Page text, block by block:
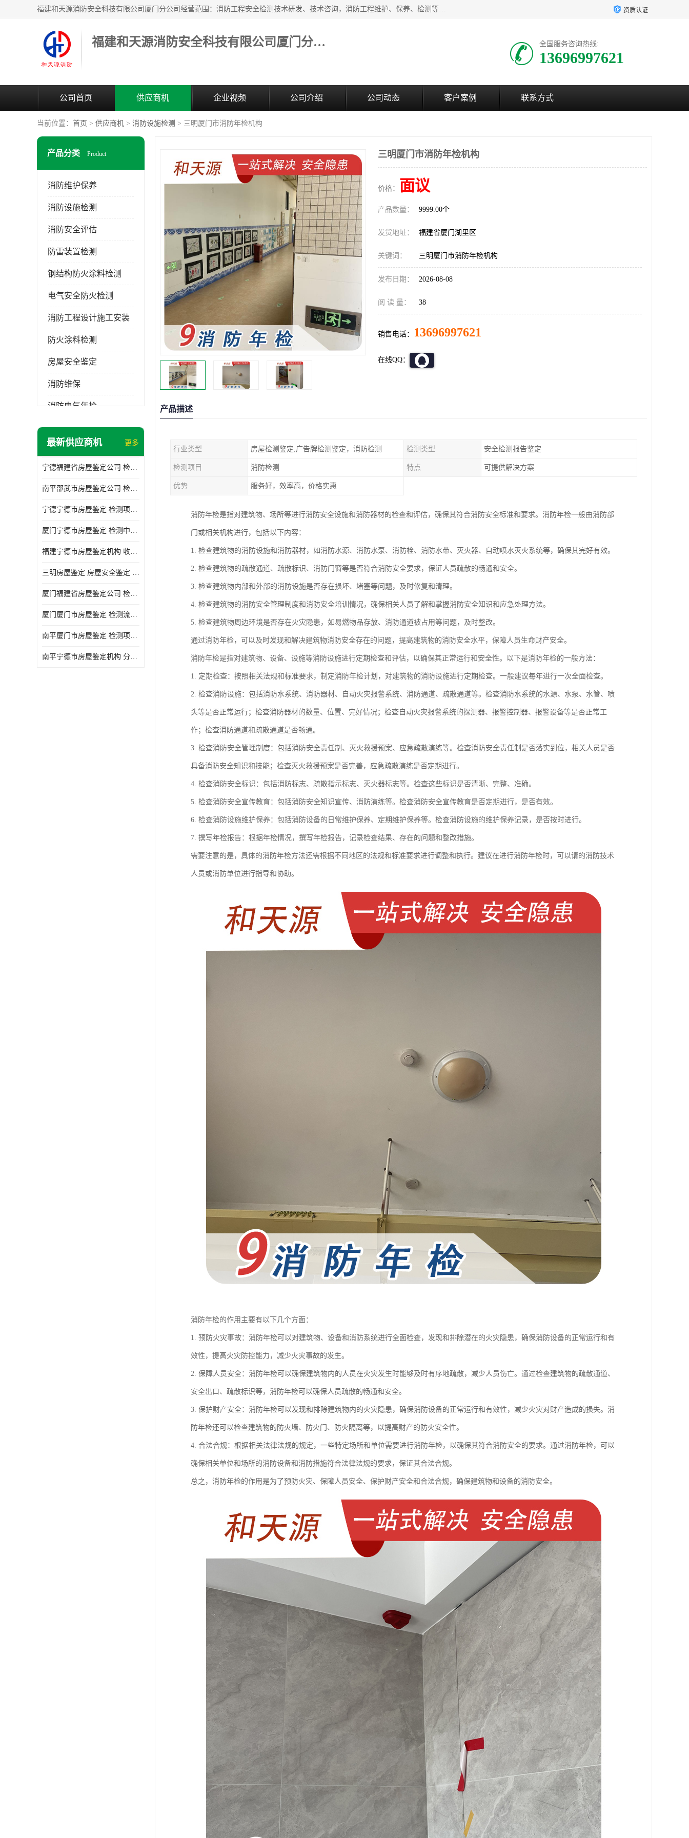
福建和天源消防安全科技有限公司厦门分公司经营范围：消防工程安全检测技术研发、技术咨询，消防工程维护、保养、检测等；主要的服务有：消防工程安全检测,消防工程施工,消防安全评估,消防维保,消防设施检测,消防维护保养,房屋安全鉴定,防雷装置检测,防火涂料检测,消防电气年检,泉州消防施工安装公司；消防器材、建材、五金制品零售。 资质认证
福建和天源消防安全科技有限公司厦门分公司 全国服务咨询热线:
13696997621
公司首页 供应商机 企业视频 公司介绍 公司动态 客户案例 联系方式
当前位置： 首页 > 供应商机 > 消防设施检测 > 三明厦门市消防年检机构
产品分类 Product
消防维护保养
消防设施检测
消防安全评估
防雷装置检测
钢结构防火涂料检测
电气安全防火检测
消防工程设计施工安装
防火涂料检测
房屋安全鉴定
消防维保
消防电气年检
消防工程施工
最新供应商机 更多
宁德福建省房屋鉴定公司 检测项目广 可及时反馈数据结果
南平邵武市房屋鉴定公司 检测准确率高 加强房屋的日常与管理
宁德宁德市房屋鉴定 检测项目广 可及时反馈数据结果
厦门宁德市房屋鉴定 检测中心 收费合理规范 项目全 周期短
福建宁德市房屋鉴定机构 收费合理规范 加强房屋的日常与管理
三明房屋鉴定 房屋安全鉴定 检测方便 快捷 经验较为丰富
厦门福建省房屋鉴定公司 检测流程规范 加强房屋的日常与管理
厦门厦门市房屋鉴定 检测流程规范 检测方式多样化
南平厦门市房屋鉴定 检测项目广 经验较为丰富
南平宁德市房屋鉴定机构 分析准确度高 可及时反馈数据结果
三明厦门市消防年检机构
价格： 面议
产品数量： 9999.00个
发货地址： 福建省厦门湖里区
关键词： 三明厦门市消防年检机构
发布日期： 2026-08-08
阅 读 量： 38
销售电话： 13696997621
在线QQ：
产品描述
行业类型 房屋检测鉴定,广告牌检测鉴定，消防检测 检测类型 安全检测报告鉴定
检测项目 消防检测 特点 可提供解决方案
优势 服务好，效率高，价格实惠
消防年检是指对建筑物、场所等进行消防安全设施和消防器材的检查和评估，确保其符合消防安全标准和要求。消防年检一般由消防部
门或相关机构进行，包括以下内容：
1. 检查建筑物的消防设施和消防器材，如消防水源、消防水泵、消防栓、消防水带、灭火器、自动喷水灭火系统等，确保其完好有效。
2. 检查建筑物的疏散通道、疏散标识、消防门窗等是否符合消防安全要求，保证人员疏散的畅通和安全。
3. 检查建筑物内部和外部的消防设施是否存在损坏、堵塞等问题，及时修复和清理。
4. 检查建筑物的消防安全管理制度和消防安全培训情况，确保相关人员了解和掌握消防安全知识和应急处理方法。
5. 检查建筑物周边环境是否存在火灾隐患，如易燃物品存放、消防通道被占用等问题，及时整改。
通过消防年检，可以及时发现和解决建筑物消防安全存在的问题，提高建筑物的消防安全水平，保障人员生命财产安全。
消防年检是指对建筑物、设备、设施等消防设施进行定期检查和评估，以确保其正常运行和安全性。以下是消防年检的一般方法：
1. 定期检查：按照相关法规和标准要求，制定消防年检计划，对建筑物的消防设施进行定期检查。一般建议每年进行一次全面检查。
2. 检查消防设施：包括消防水系统、消防器材、自动火灾报警系统、消防通道、疏散通道等。检查消防水系统的水源、水泵、水管、喷
头等是否正常运行；检查消防器材的数量、位置、完好情况；检查自动火灾报警系统的探测器、报警控制器、报警设备等是否正常工
作；检查消防通道和疏散通道是否畅通。
3. 检查消防安全管理制度：包括消防安全责任制、灭火救援预案、应急疏散演练等。检查消防安全责任制是否落实到位，相关人员是否
具备消防安全知识和技能；检查灭火救援预案是否完善，应急疏散演练是否定期进行。
4. 检查消防安全标识：包括消防标志、疏散指示标志、灭火器标志等。检查这些标识是否清晰、完整、准确。
5. 检查消防安全宣传教育：包括消防安全知识宣传、消防演练等。检查消防安全宣传教育是否定期进行，是否有效。
6. 检查消防设施维护保养：包括消防设备的日常维护保养、定期维护保养等。检查消防设施的维护保养记录，是否按时进行。
7. 撰写年检报告：根据年检情况，撰写年检报告，记录检查结果、存在的问题和整改措施。
需要注意的是，具体的消防年检方法还需根据不同地区的法规和标准要求进行调整和执行。建议在进行消防年检时，可以请的消防技术
人员或消防单位进行指导和协助。
消防年检的作用主要有以下几个方面：
1. 预防火灾事故：消防年检可以对建筑物、设备和消防系统进行全面检查，发现和排除潜在的火灾隐患，确保消防设备的正常运行和有
效性，提高火灾防控能力，减少火灾事故的发生。
2. 保障人员安全：消防年检可以确保建筑物内的人员在火灾发生时能够及时有序地疏散，减少人员伤亡。通过检查建筑物的疏散通道、
安全出口、疏散标识等，消防年检可以确保人员疏散的畅通和安全。
3. 保护财产安全：消防年检可以发现和排除建筑物内的火灾隐患，确保消防设备的正常运行和有效性，减少火灾对财产造成的损失。消
防年检还可以检查建筑物的防火墙、防火门、防火隔离等，以提高财产的防火安全性。
4. 合法合规：根据相关法律法规的规定，一些特定场所和单位需要进行消防年检，以确保其符合消防安全的要求。通过消防年检，可以
确保相关单位和场所的消防设备和消防措施符合法律法规的要求，保证其合法合规。
总之，消防年检的作用是为了预防火灾、保障人员安全、保护财产安全和合法合规，确保建筑物和设备的消防安全。